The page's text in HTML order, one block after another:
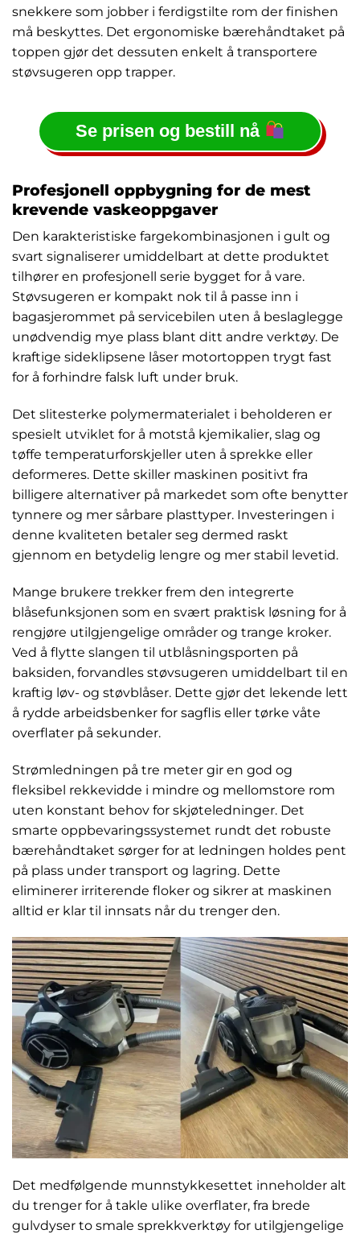
snekkere som jobber i ferdigstilte rom der finishen
må beskyttes. Det ergonomiske bærehåndtaket på
toppen gjør det dessuten enkelt å transportere
støvsugeren opp trapper.
Se prisen og bestill nå
Profesjonell oppbygning for de mest
krevende vaskeoppgaver
Den karakteristiske fargekombinasjonen i gult og
svart signaliserer umiddelbart at dette produktet
tilhører en profesjonell serie bygget for å vare.
Støvsugeren er kompakt nok til å passe inn i
bagasjerommet på servicebilen uten å beslaglegge
unødvendig mye plass blant ditt andre verktøy. De
kraftige sideklipsene låser motortoppen trygt fast
for å forhindre falsk luft under bruk.
Det slitesterke polymermaterialet i beholderen er
spesielt utviklet for å motstå kjemikalier, slag og
tøffe temperaturforskjeller uten å sprekke eller
deformeres. Dette skiller maskinen positivt fra
billigere alternativer på markedet som ofte benytter
tynnere og mer sårbare plasttyper. Investeringen i
denne kvaliteten betaler seg dermed raskt
gjennom en betydelig lengre og mer stabil levetid.
Mange brukere trekker frem den integrerte
blåsefunksjonen som en svært praktisk løsning for å
rengjøre utilgjengelige områder og trange kroker.
Ved å flytte slangen til utblåsningsporten på
baksiden, forvandles støvsugeren umiddelbart til en
kraftig løv- og støvblåser. Dette gjør det lekende lett
å rydde arbeidsbenker for sagflis eller tørke våte
overflater på sekunder.
Strømledningen på tre meter gir en god og
fleksibel rekkevidde i mindre og mellomstore rom
uten konstant behov for skjøteledninger. Det
smarte oppbevaringssystemet rundt det robuste
bærehåndtaket sørger for at ledningen holdes pent
på plass under transport og lagring. Dette
eliminerer irriterende floker og sikrer at maskinen
alltid er klar til innsats når du trenger den.
Det medfølgende munnstykkesettet inneholder alt
du trenger for å takle ulike overflater, fra brede
gulvdyser to smale sprekkverktøy for utilgjengelige